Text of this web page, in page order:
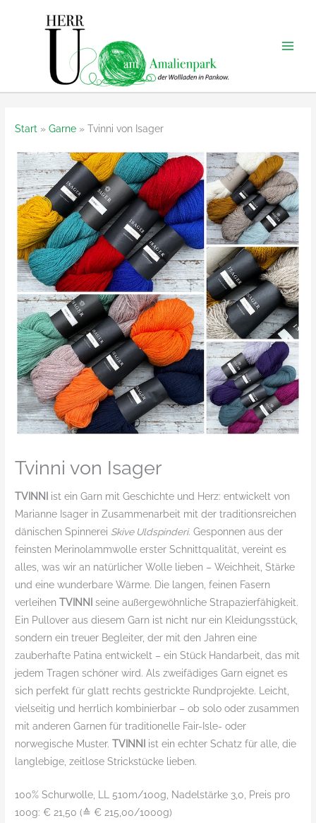
Start Garne Tvinni von Isager
Tvinni von Isager
TVINNI
ist ein Garn mit Geschichte und Herz: entwickelt von
Marianne Isager in Zusammenarbeit mit der traditionsreichen
dänischen Spinnerei Skive Uldspinderi. Gesponnen aus der
feinsten Merinolammwolle erster Schnittqualität, vereint es
alles, was wir an natürlicher Wolle lieben – Weichheit, Stärke
und eine wunderbare Wärme. Die langen, feinen Fasern
verleihenTVINNI seine außergewöhnliche Strapazierfähigkeit.
Ein Pullover aus diesem Garn ist nicht nur ein Kleidungsstück,
sondern ein treuer Begleiter, der mit den Jahren eine
zauberhafte Patina entwickelt – ein Stück Handarbeit, das mit
jedem Tragen schöner wird. Als zweifädiges Garn eignet es
sich perfekt für glatt rechts gestrickte Rundprojekte. Leicht,
vielseitig und herrlich kombinierbar – ob solo oder zusammen
mit anderen Garnen für traditionelle Fair-Isle- oder
norwegische Muster.TVINNI
ist ein echter Schatz für alle, die
langlebige, zeitlose Strickstücke lieben.
100% Schurwolle, LL 510m/100g, Nadelstärke 3,0, Preis pro
100g: € 21,50 (≙ € 215,00/1000g)